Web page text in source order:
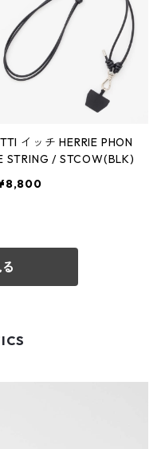
チ HERRIE PHON
STRING / STCOW(BLK)